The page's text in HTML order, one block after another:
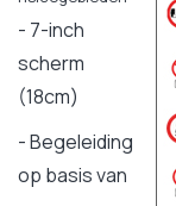
- 7-inch
scherm
(18cm)
- Begeleiding
op basis van